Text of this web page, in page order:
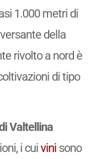
1.000 metri di
della
rivolto a nord è
di tipo
Valtellina
i cuivinisono